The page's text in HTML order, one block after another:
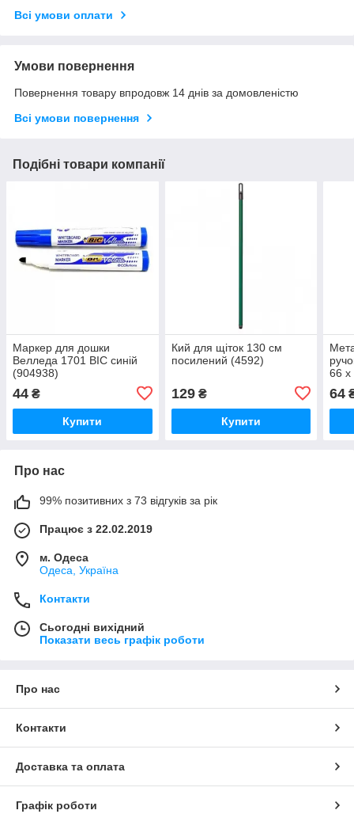
Всі умови оплати
Умови повернення
Повернення товару впродовж 14 днів за домовленістю
Всі умови повернення
Подібні товари компанії
Маркер для дошки
Велледа 1701 BIC синій
(904938)
44 ₴
Купити
Кий для щіток 130 см
посилений (4592)
129₴
Купити
66 х
64
Про нас
99% позитивних з 73 відгуків за рік
Працює з 22.02.2019
м. Одеса
Одеса, Україна
Контакти
Сьогодні вихідний
Показати весь графік роботи
Про нас
Контакти
Доставка та оплата
Графік роботи